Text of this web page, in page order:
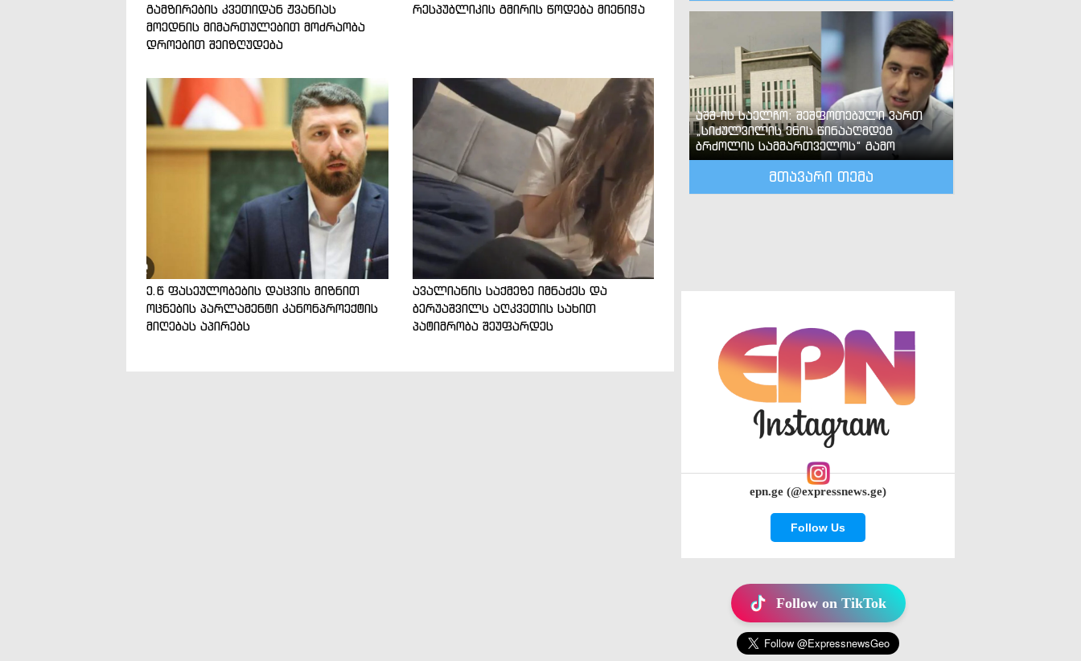
გამზირების კვეთიდან ჟვანიას
მოედნის მიმართულებით მოძრაობა
დროებით შეიზღუდება
რესპუბლიკის გმირის წოდება მიენიჭა
ე.წ ფასეულობების დაცვის მიზნით
ოცნების პარლამენტი კანონპროექტის
მიღებას აპირებს
ავალიანის საქმეზე იმნაძეს და
ბერუაშვილს აღკვეთის სახით
პატიმრობა შეუფარდეს
აშშ-ის საელჩო: შეშფოთებული ვართ
„სიძულვილის ენის წინააღმდეგ
ბრძოლის სამმართველოს“ გამო
მთავარი თემა
epn.ge (@expressnews.ge)
Follow Us
Follow on TikTok